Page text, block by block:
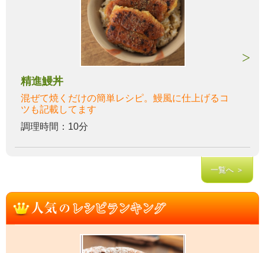
精進鰻丼
混ぜて焼くだけの簡単レシピ。鰻風に仕上げるコ
ツも記載してます
調理時間：10分
一覧へ ＞